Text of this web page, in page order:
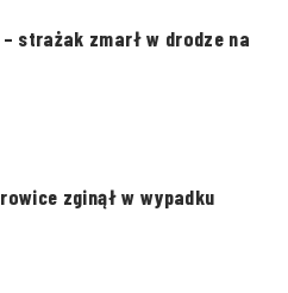
strażak zmarł w drodze na
zginął w wypadku